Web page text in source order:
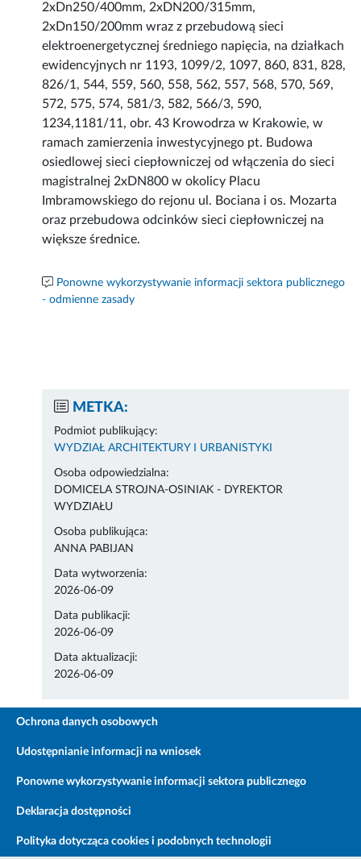
2xDn250/400mm, 2xDN200/315mm,
2xDn150/200mm wraz z przebudową sieci
elektroenergetycznej średniego napięcia, na działkach
ewidencyjnych nr 1193, 1099/2, 1097, 860, 831, 828,
826/1, 544, 559, 560, 558, 562, 557, 568, 570, 569,
572, 575, 574, 581/3, 582, 566/3, 590,
1234,1181/11, obr. 43 Krowodrza w Krakowie, w
ramach zamierzenia inwestycyjnego pt. Budowa
osiedlowej sieci ciepłowniczej od włączenia do sieci
magistralnej 2xDN800 w okolicy Placu
Imbramowskiego do rejonu ul. Bociana i os. Mozarta
oraz przebudowa odcinków sieci ciepłowniczej na
większe średnice.
Ponowne wykorzystywanie informacji sektora publicznego
- odmienne zasady
METKA:
Podmiot publikujący:
WYDZIAŁ ARCHITEKTURY I URBANISTYKI
Osoba odpowiedzialna:
DOMICELA STROJNA-OSINIAK - DYREKTOR
WYDZIAŁU
Osoba publikująca:
ANNA PABIJAN
Data wytworzenia:
2026-06-09
Data publikacji:
2026-06-09
Data aktualizacji:
2026-06-09
Ochrona danych osobowych
Udostępnianie informacji na wniosek
Ponowne wykorzystywanie informacji sektora publicznego
Deklaracja dostępności
Polityka dotycząca cookies i podobnych technologii